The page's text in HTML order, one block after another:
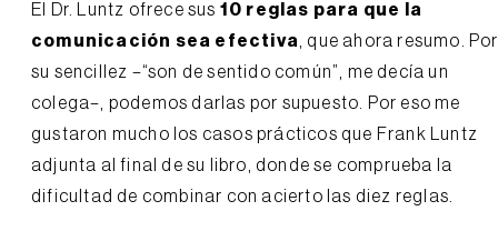
El Dr. Luntz ofrece sus 10 reglas para que la
comunicación sea efectiva, que ahora resumo. Por
su sencillez –“son de sentido común”, me decía un
colega–, podemos darlas por supuesto. Por eso me
gustaron mucho los casos prácticos que Frank Luntz
adjunta al final de su libro, donde se comprueba la
dificultad de combinar con acierto las diez reglas.